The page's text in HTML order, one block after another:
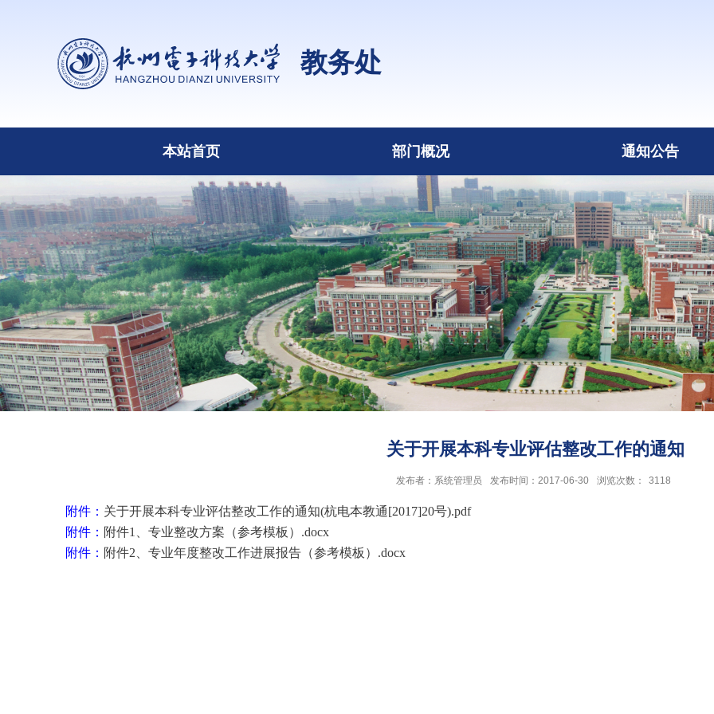
教务处
本站首页 部门概况 通知公告
关于开展本科专业评估整改工作的通知
发布者：系统管理员 发布时间：2017-06-30 浏览次数： 3118
附件： 关于开展本科专业评估整改工作的通知(杭电本教通[2017]20号).pdf
附件： 附件1、专业整改方案（参考模板）.docx
附件： 附件2、专业年度整改工作进展报告（参考模板）.docx